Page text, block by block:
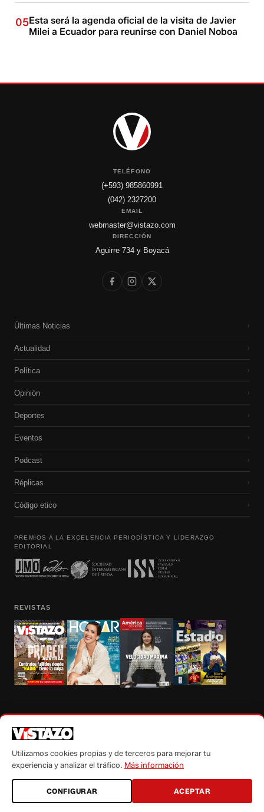
05Esta será la agenda oficial de la visita de Javier
Milei a Ecuador para reunirse con Daniel Noboa
TELÉFONO
(+593) 985860991
(042) 2327200
EMAIL
webmaster@vistazo.com
DIRECCIÓN
Aguirre 734 y Boyacá
Últimas Noticias ›
Actualidad ›
Política ›
Opinión ›
Deportes ›
Eventos ›
Podcast ›
Réplicas ›
Código etico ›
PREMIOS A LA EXCELENCIA PERIODÍSTICA Y LIDERAZGO
EDITORIAL
REVISTAS
autorización escrita de su titular, de todos los contenidos de Vistazo.com.
Utilizamos cookies propias y de terceros para mejorar tu
experiencia y analizar el tráfico. Más información
CONFIGURAR ACEPTAR